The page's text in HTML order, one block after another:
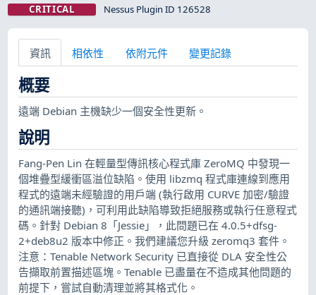
CRITICAL Nessus Plugin ID 126528
資訊 相依性 依附元件 變更記錄
概要
遠端 Debian 主機缺少一個安全性更新。
說明
Fang-Pen Lin 在輕量型傳訊核心程式庫 ZeroMQ 中發現一
個堆疊型緩衝區溢位缺陷。使用 libzmq 程式庫連線到應用
程式的遠端未經驗證的用戶端 (執行啟用 CURVE 加密/驗證
的通訊端接聽)，可利用此缺陷導致拒絕服務或執行任意程式
碼。針對 Debian 8「Jessie」，此問題已在 4.0.5+dfsg-
2+deb8u2 版本中修正。我們建議您升級 zeromq3 套件。
注意：Tenable Network Security 已直接從 DLA 安全性公
告擷取前置描述區塊。Tenable 已盡量在不造成其他問題的
前提下，嘗試自動清理並將其格式化。